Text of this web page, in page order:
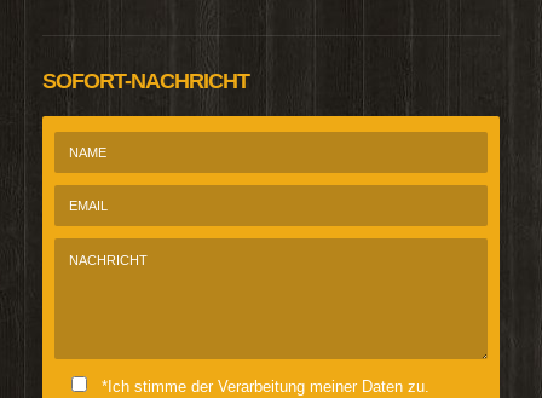
SOFORT-NACHRICHT
*Ich stimme der Verarbeitung meiner Daten zu.